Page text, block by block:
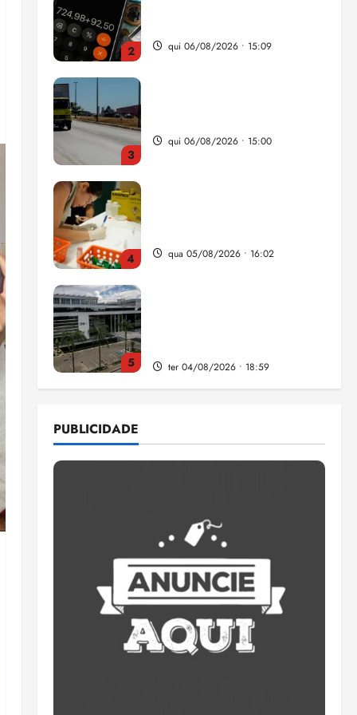
3
4 qua 05/08/2026 • 16:02
5 ter 04/08/2026 • 18:59
1
com dívidas
qui 06/08/2026 • 15:09
3
Entenda o que muda com a
nova Lei do Frete
qui 06/08/2026 • 15:00
Estudo sobre hepatites virais
traça panorama da doença
em onze anos
PUBLICIDADE